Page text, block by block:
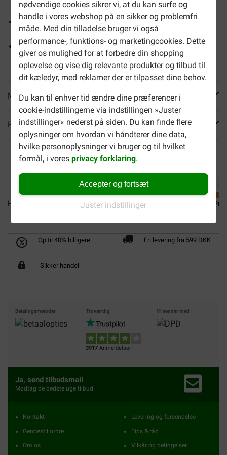
nødvendige cookies sikrer vi, at du kan surfe og
handle i vores webshop på en sikker og problemfri
måde. Med din tilladelse bruger vi også
performance-, funktions- og marketingcookies. Dette
giver os mulighed for at forbedre din shopping
oplevelse og vise dig relevante produkter og tilbud til
dit kæledyr, med reklamer der er tilpasset dine behov.
Du kan til enhver tid ændre dine præferencer i
cookie-indstillingerne via indstillingen »Juster
indstillinger« nederst på siden. Du kan finde flere
oplysninger om hvordan vi håndterer dine data,
hvilke personoplysninger vi bruger og til hvilket
formål, i voresprivacy forklaring.
Accepter og fortsæt
Juster indstillinger
hunde
Hjælper med at afbalancere fordøjelsen og fremme
regelmæssig afføring
Med omega 3- og 6-fedtsyrer, der understøtter sund hud
og pels
Mere info
Reviews
Hill's Prescription Diet... Hill's Prescription Diet... Hill's
Op til 40% billigere Fri levering fra 599 DKK
Sikker handel
Betalingsmetoder Troværdig
3917 Anmeldelser
Vi sender med
Ja, send tilbudsmail
Modtag de bedste uge tilbud
Kontakt
Genbestil ordre
Om os
Levering og forsendelse
Tips & råd
Vilkår og betingelser